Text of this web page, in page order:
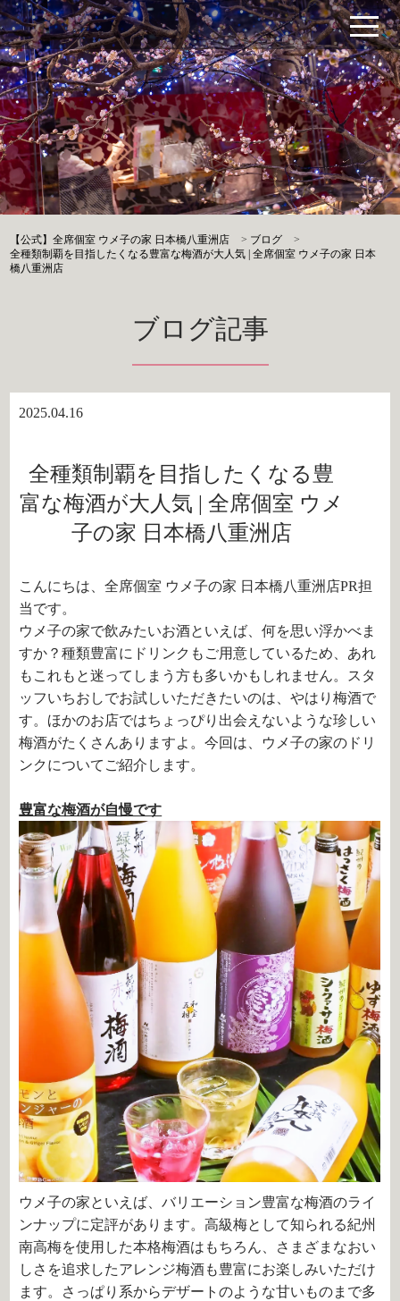
【公式】全席個室 ウメ子の家 日本橋八重洲店 > ブログ
>
全種類制覇を目指したくなる豊富な梅酒が大人気 | 全席個室 ウメ子の家 日本
橋八重洲店
ブログ記事
2025.04.16
全種類制覇を目指したくなる豊
富な梅酒が大人気 | 全席個室 ウメ
子の家 日本橋八重洲店
こんにちは、全席個室 ウメ子の家 日本橋八重洲店PR担
当です。
ウメ子の家で飲みたいお酒といえば、何を思い浮かべま
すか？種類豊富にドリンクもご用意しているため、あれ
もこれもと迷ってしまう方も多いかもしれません。スタ
ッフいちおしでお試しいただきたいのは、やはり梅酒で
す。ほかのお店ではちょっぴり出会えないような珍しい
梅酒がたくさんありますよ。今回は、ウメ子の家のドリ
ンクについてご紹介します。
豊富な梅酒が自慢です
ウメ子の家といえば、バリエーション豊富な梅酒のライ
ンナップに定評があります。高級梅として知られる紀州
南高梅を使用した本格梅酒はもちろん、さまざまなおい
しさを追求したアレンジ梅酒も豊富にお楽しみいただけ
ます。さっぱり系からデザートのような甘いものまで多